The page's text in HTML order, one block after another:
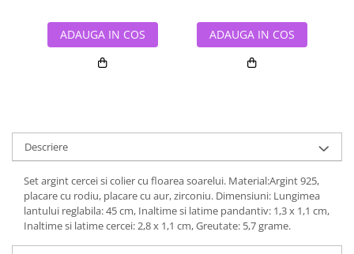
ADAUGA IN COS ADAUGA IN COS
Descriere
Set argint cercei si colier cu floarea soarelui. Material:Argint 925,
placare cu rodiu, placare cu aur, zirconiu. Dimensiuni: Lungimea
lantului reglabila: 45 cm, Inaltime si latime pandantiv: 1,3 x 1,1 cm,
Inaltime si latime cercei: 2,8 x 1,1 cm, Greutate: 5,7 grame.